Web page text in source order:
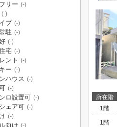
所在階
1階
1階
リー (-)
(-)
プ (-)
駐 (-)
(-)
宅 (-)
ント (-)
ー (-)
ハウス (-)
(-)
ロ設置可 (-)
ェア可 (-)
(-)
向け (-)